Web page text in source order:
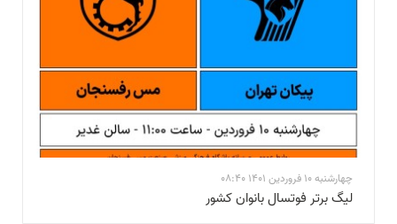
چهارشنبه 10 فروردین 1401 08:40
لیگ برتر فوتسال بانوان کشور